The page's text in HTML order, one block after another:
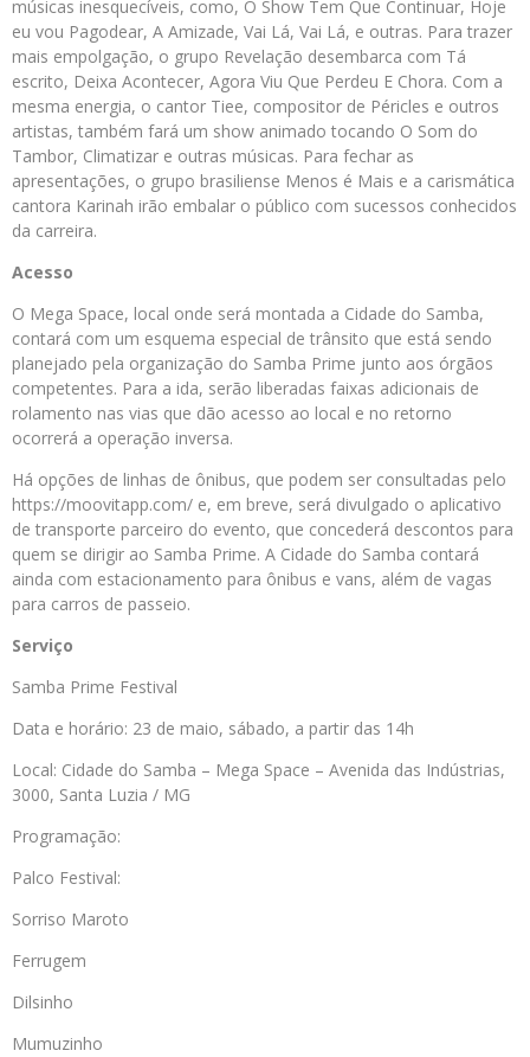
músicas inesquecíveis, como, O Show Tem Que Continuar, Hoje
eu vou Pagodear, A Amizade, Vai Lá, Vai Lá, e outras. Para trazer
mais empolgação, o grupo Revelação desembarca com Tá
escrito, Deixa Acontecer, Agora Viu Que Perdeu E Chora. Com a
mesma energia, o cantor Tiee, compositor de Péricles e outros
artistas, também fará um show animado tocando O Som do
Tambor, Climatizar e outras músicas. Para fechar as
apresentações, o grupo brasiliense Menos é Mais e a carismática
cantora Karinah irão embalar o público com sucessos conhecidos
da carreira.
Acesso
O Mega Space, local onde será montada a Cidade do Samba,
contará com um esquema especial de trânsito que está sendo
planejado pela organização do Samba Prime junto aos órgãos
competentes. Para a ida, serão liberadas faixas adicionais de
rolamento nas vias que dão acesso ao local e no retorno
ocorrerá a operação inversa.
Há opções de linhas de ônibus, que podem ser consultadas pelo
https://moovitapp.com/ e, em breve, será divulgado o aplicativo
de transporte parceiro do evento, que concederá descontos para
quem se dirigir ao Samba Prime. A Cidade do Samba contará
ainda com estacionamento para ônibus e vans, além de vagas
para carros de passeio.
Serviço
Samba Prime Festival
Data e horário: 23 de maio, sábado, a partir das 14h
Local: Cidade do Samba – Mega Space – Avenida das Indústrias,
3000, Santa Luzia / MG
Programação:
Palco Festival:
Sorriso Maroto
Ferrugem
Dilsinho
Mumuzinho